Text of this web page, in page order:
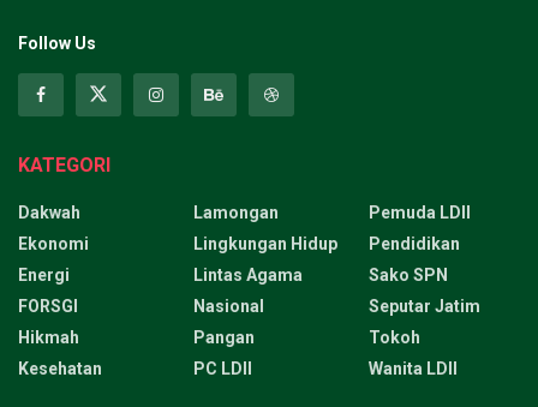
Follow Us
KATEGORI
Dakwah
Ekonomi
Energi
FORSGI
Hikmah
Kesehatan
Lamongan
Lingkungan Hidup
Lintas Agama
Nasional
Pangan
PC LDII
Pemuda LDII
Pendidikan
Sako SPN
Seputar Jatim
Tokoh
Wanita LDII